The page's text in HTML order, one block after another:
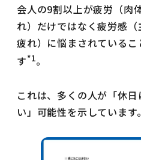
会人の9割以上が疲労（肉
れ）だけではなく疲労感
疲れ）に悩まされている
す*1。
これは、多くの人が「休
い」可能性を示しています。